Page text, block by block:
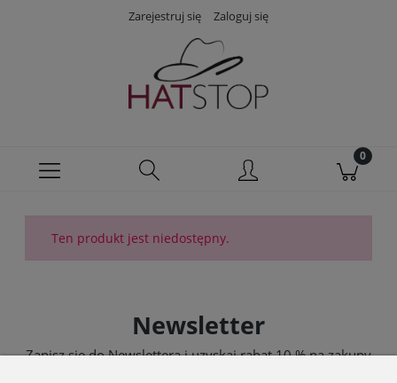
Zarejestruj się Zaloguj się
Ten produkt jest niedostępny.
Newsletter
Zapisz się do Newslettera i uzyskaj rabat 10 % na zakupy